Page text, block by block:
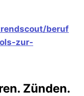
beruf
zur-
Zünden.